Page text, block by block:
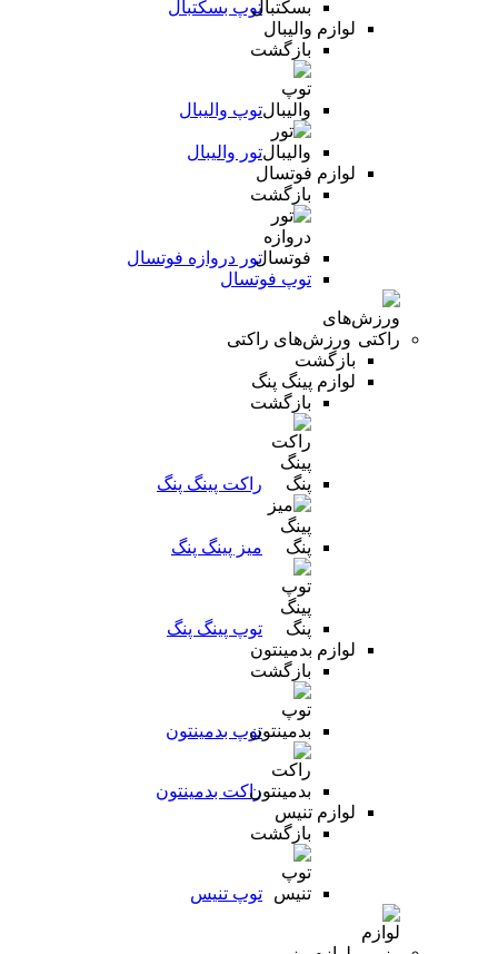
توپ بسکتبال
لوازم والیبال
بازگشت
توپ والیبال
تور والیبال
لوازم فوتسال
بازگشت
تور دروازه فوتسال
توپ فوتسال
ورزش‌های راکتی
بازگشت
لوازم پینگ پنگ
بازگشت
راکت پینگ پنگ
میز پینگ پنگ
توپ پینگ پنگ
لوازم بدمینتون
بازگشت
توپ بدمینتون
راکت بدمینتون
لوازم تنیس
بازگشت
توپ تنیس